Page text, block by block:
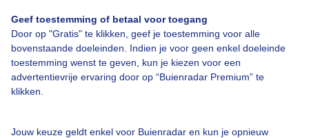
Geef toestemming of betaal voor toegang
Door op "Gratis" te klikken, geef je toestemming voor alle
bovenstaande doeleinden. Indien je voor geen enkel doeleinde
toestemming wenst te geven, kun je kiezen voor een
advertentievrije ervaring door op “Buienradar Premium” te
klikken.
Jouw keuze geldt enkel voor Buienradar en kun je opnieuw
Bedrijfsgegevens
Veelgestelde vragen
Contact